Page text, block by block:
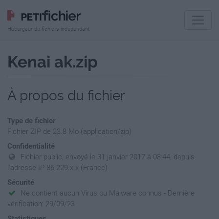
Hébergeur de fichiers indépendant
Kenai ak.zip
À propos du fichier
Type de fichier
Fichier ZIP de 23.8 Mo (application/zip)
Confidentialité
Fichier public, envoyé le 31 janvier 2017 à 08:44, depuis
l'adresse IP 86.229.x.x (France)
Sécurité
Ne contient aucun Virus ou Malware connus - Dernière
vérification: 29/09/23